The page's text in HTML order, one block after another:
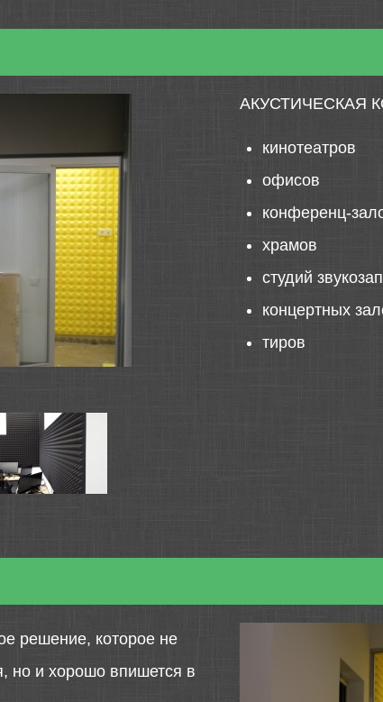
АКУСТИЧЕСКАЯ
кинотеатров
офисов
конференц-
храмов
студий
концертных
тиров
решение, которое не
но и хорошо впишется в